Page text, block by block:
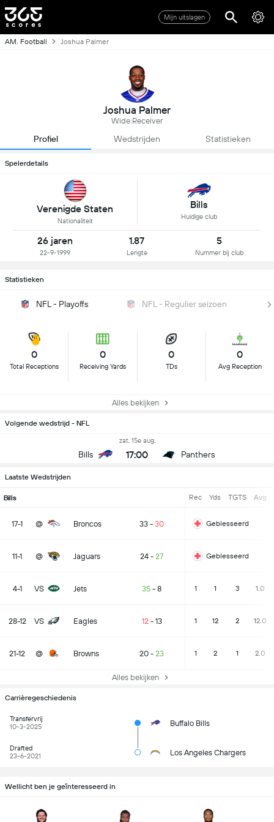
Mijn uitslagen
AM. Football Joshua Palmer
Joshua Palmer
Wide Receiver
Profiel Wedstrijden Statistieken
Spelerdetails
Verenigde Staten
Nationaliteit
Bills
Huidige club
26 jaren
22-9-1999
1.87
Lengte
5
Nummer bij club
Statistieken
NFL - Playoffs NFL - Regulier seizoen
0
Total Receptions
0
Receiving Yards
0
TDs
0
Avg Reception
Alles bekijken
Volgende wedstrijd - NFL
Bills
zat, 15e aug.
17:00 Panthers
Laatste Wedstrijden
Bills Rec Yds TGTS Avg
17-1 @ Broncos 33 - 30 Geblesseerd
11-1 @ Jaguars 24 - 27 Geblesseerd
4-1 VS Jets 35 - 8 1 1 3 1.0
28-12 VS Eagles 12- 13 1 12 2 12.0
21-12 @ Browns 20 - 23 1 2 1 2.0
Alles bekijken
Carrièregeschiedenis
Transfervrij
10-3-2025
Buffalo Bills
Drafted
23-6-2021
Los Angeles Chargers
Wellicht ben je geïnteresseerd in